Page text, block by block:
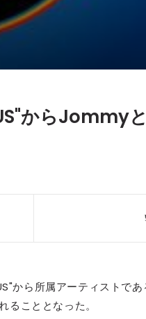
からJommy
から所属アーティストで
こととなった。